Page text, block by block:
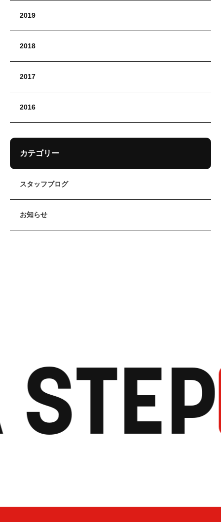
2019
2018
2017
2016
カテゴリー
スタッフブログ
お知らせ